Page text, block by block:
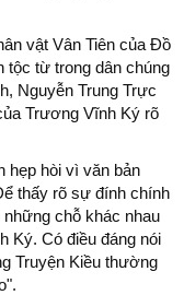
vật Vân Tiên của Đồ
tộc từ trong dân chúng
Nguyễn Trung Trực
Trương Vĩnh Ký rõ
hẹp hòi vì văn bản
thấy rõ sự đính chính
chỗ khác nhau
Ký. Có điều đáng nói
Truyện Kiều thường